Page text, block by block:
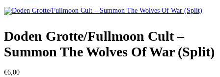
Doden Grotte/Fullmoon Cult –
Summon The Wolves Of War (Split)
€6,00